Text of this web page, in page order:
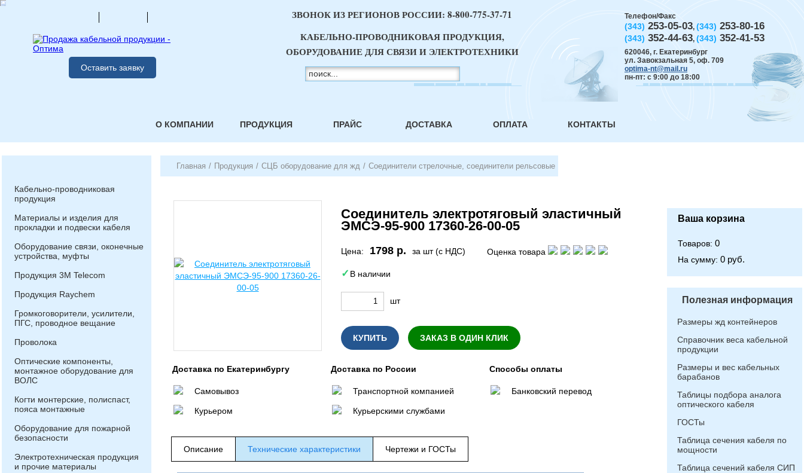
Оставить заявку
Телефон/Факс
(343) 253-05-03, (343) 253-80-16
(343) 352-44-63, (343) 352-41-53
620046, г. Екатеринбург
ул. Завокзальная 5, оф. 709
optima-nt@mail.ru
пн-пт: с 9:00 до 18:00
ЗВОНОК ИЗ РЕГИОНОВ РОССИИ: 8-800-775-37-71
КАБЕЛЬНО-ПРОВОДНИКОВАЯ ПРОДУКЦИЯ,
ОБОРУДОВАНИЕ ДЛЯ СВЯЗИ И ЭЛЕКТРОТЕХНИКИ
О КОМПАНИИ ПРОДУКЦИЯ ПРАЙС ДОСТАВКА ОПЛАТА КОНТАКТЫ
Кабельно-проводниковая
продукция
Материалы и изделия для
прокладки и подвески кабеля
Оборудование связи, оконечные
устройства, муфты
Продукция 3М Telecom
Продукция Raychem
Громкоговорители, усилители,
ПГС, проводное вещание
Проволока
Оптические компоненты,
монтажное оборудование для
ВОЛС
Когти монтерские, полиспаст,
пояса монтажные
Оборудование для пожарной
безопасности
Электротехническая продукция
и прочие материалы
Главная / Продукция / СЦБ оборудование для жд / Соединители стрелочные, соединители рельсовые
Соединитель электротяговый эластичный
ЭМСЭ-95-900 17360-26-00-05
Цена: 1798 р. за шт (с НДС) Оценка товара
В наличии
шт
КУПИТЬ ЗАКАЗ В ОДИН КЛИК
Доставка по Екатеринбургу
Самовывоз
Курьером
Доставка по России
Транспортной компанией
Курьерскими службами
Способы оплаты
Банковский перевод
Описание Технические характеристики Чертежи и ГОСТы
Ваша корзина
Товаров: 0
На сумму: 0 руб.
Полезная информация
Размеры жд контейнеров
Справочник веса кабельной
продукции
Размеры и вес кабельных
барабанов
Таблицы подбора аналога
оптического кабеля
ГОСТы
Таблица сечения кабеля по
мощности
Таблица сечений кабеля СИП